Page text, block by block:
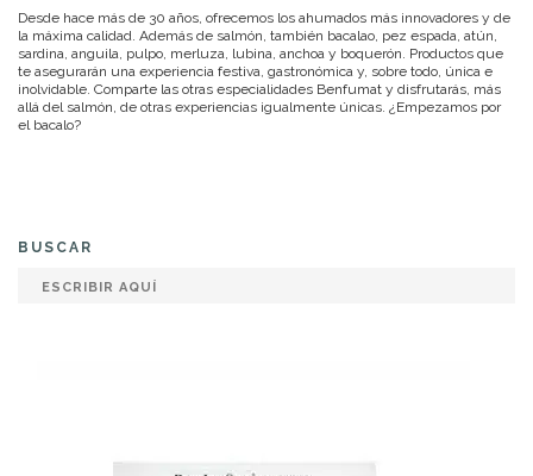
Desde hace más de 30 años, ofrecemos los ahumados más innovadores y de
la máxima calidad. Además de salmón, también bacalao, pez espada, atún,
sardina, anguila, pulpo, merluza, lubina, anchoa y boquerón. Productos que
te asegurarán una experiencia festiva, gastronómica y, sobre todo, única e
inolvidable. Comparte las otras especialidades Benfumat y disfrutarás, más
allá del salmón, de otras experiencias igualmente únicas. ¿Empezamos por
el bacalo?
BUSCAR